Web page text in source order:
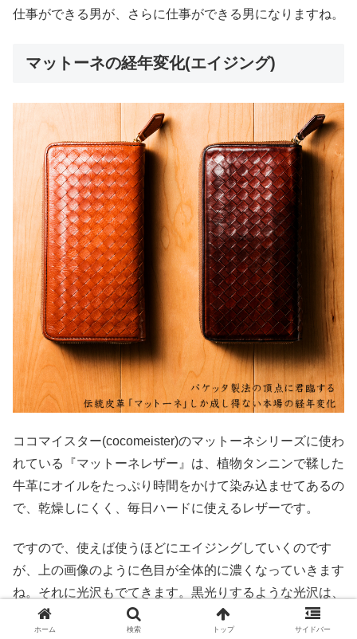
仕事ができる男が、さらに仕事ができる男になりますね。
マットーネの経年変化(エイジング)
ココマイスター(cocomeister)のマットーネシリーズに使わ
れている『マットーネレザー』は、植物タンニンで鞣した
牛革にオイルをたっぷり時間をかけて染み込ませてあるの
で、乾燥しにくく、毎日ハードに使えるレザーです。
ですので、使えば使うほどにエイジングしていくのです
が、上の画像のように色目が全体的に濃くなっていきます
ね。それに光沢もでてきます。黒光りするような光沢は、
本革が磨かれた証拠。自分の使い方で光沢のでかたも違う
ホーム 検索 トップ サイドバー